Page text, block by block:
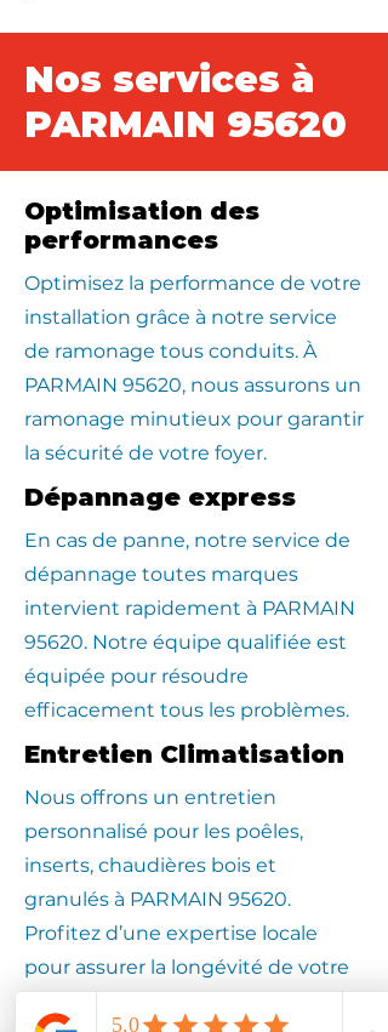
Nos services à
PARMAIN 95620
Optimisation des
performances
Optimisez la performance de votre
installation grâce à notre service
de ramonage tous conduits. À
PARMAIN 95620, nous assurons un
ramonage minutieux pour garantir
la sécurité de votre foyer.
Dépannage express
En cas de panne, notre service de
dépannage toutes marques
intervient rapidement à PARMAIN
95620. Notre équipe qualifiée est
équipée pour résoudre
efficacement tous les problèmes.
Entretien Climatisation
Nous offrons un entretien
personnalisé pour les poêles,
inserts, chaudières bois et
granulés à PARMAIN 95620.
Profitez d’une expertise locale
pour assurer la longévité de votre